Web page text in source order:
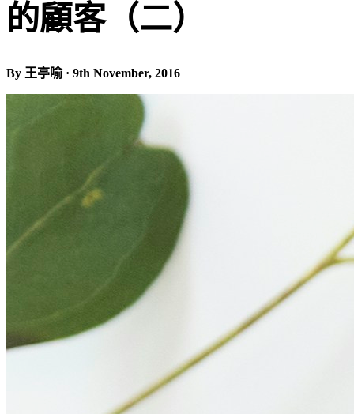
的顧客（二）
By 王亭喻 · 9th November, 2016